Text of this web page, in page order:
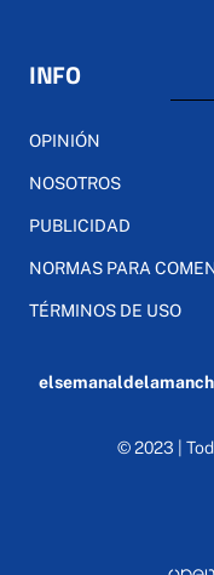
INFO
OPINIÓN
NOSOTROS
PUBLICIDAD
NORMAS PARA
TÉRMINOS DE USO
© 2023 |